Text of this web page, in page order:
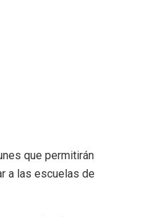
que permitirán
a las escuelas de